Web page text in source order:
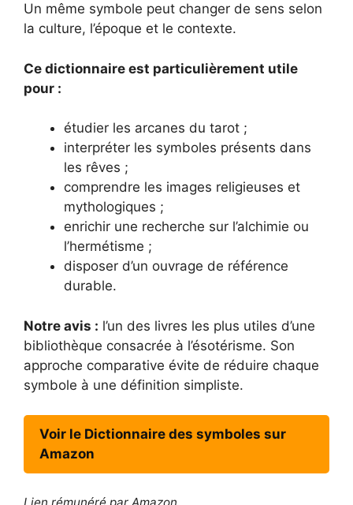
Un même symbole peut changer de sens selon
la culture, l’époque et le contexte.
Ce dictionnaire est particulièrement utile
pour :
étudier les arcanes du tarot ;
interpréter les symboles présents dans
les rêves ;
comprendre les images religieuses et
mythologiques ;
enrichir une recherche sur l’alchimie ou
l’hermétisme ;
disposer d’un ouvrage de référence
durable.
Notre avis : l’un des livres les plus utiles d’une
bibliothèque consacrée à l’ésotérisme. Son
approche comparative évite de réduire chaque
symbole à une définition simpliste.
Voir le Dictionnaire des symboles sur
Amazon